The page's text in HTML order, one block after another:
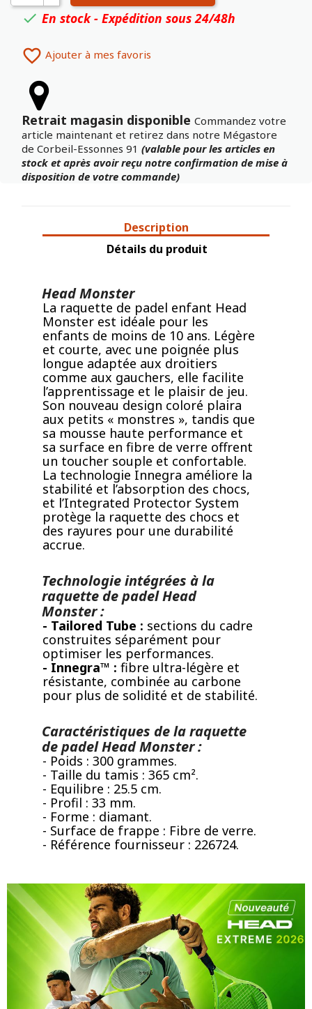
 En stock - Expédition sous 24/48h
 Ajouter à mes favoris
Retrait magasin disponible Commandez votre
article maintenant et retirez dans notre Mégastore
de Corbeil-Essonnes 91 (valable pour les articles en
stock et après avoir reçu notre confirmation de mise à
disposition de votre commande)
Description
Détails du produit
Head Monster
La raquette de padel enfant Head
Monster est idéale pour les
enfants de moins de 10 ans. Légère
et courte, avec une poignée plus
longue adaptée aux droitiers
comme aux gauchers, elle facilite
l’apprentissage et le plaisir de jeu.
Son nouveau design coloré plaira
aux petits « monstres », tandis que
sa mousse haute performance et
sa surface en fibre de verre offrent
un toucher souple et confortable.
La technologie Innegra améliore la
stabilité et l’absorption des chocs,
et l’Integrated Protector System
protège la raquette des chocs et
des rayures pour une durabilité
accrue.
Technologie intégrées à la
raquette de padel Head
Monster :
- Tailored Tube : sections du cadre
construites séparément pour
optimiser les performances.
- Innegra™ : fibre ultra-légère et
résistante, combinée au carbone
pour plus de solidité et de stabilité.
Caractéristiques de la raquette
de padel Head Monster :
- Poids : 300 grammes.
- Taille du tamis : 365 cm².
- Equilibre : 25.5 cm.
- Profil : 33 mm.
- Forme : diamant.
- Surface de frappe : Fibre de verre.
- Référence fournisseur : 226724.